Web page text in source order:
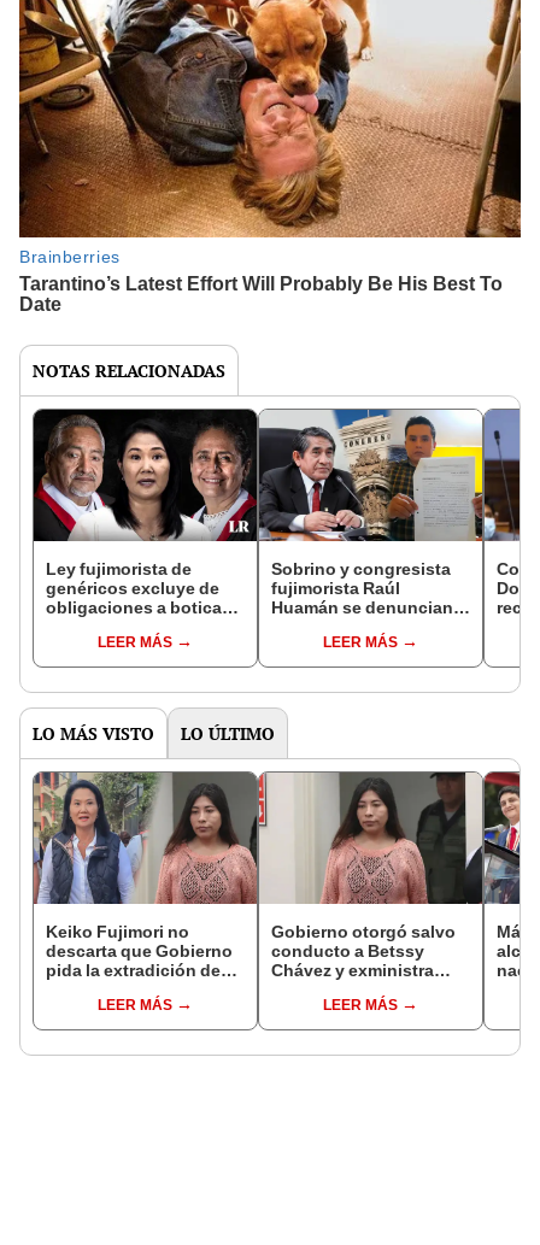
NOTAS RELACIONADAS
Ley fujimorista de
genéricos excluye de
obligaciones a boticas
congresistas
LEER MÁS
Sobrino y congresista
fujimorista Raúl
Huamán se denuncian
de vehículo
LEER MÁS
LO MÁS VISTO LO ÚLTIMO
Keiko Fujimori no
descarta que Gobierno
pida la extradición de
dentro de nuestras
facultades"
LEER MÁS
Gobierno otorgó salvo
conducto a Betssy
Chávez y exministra
madrugadaLEER MÁS
Más